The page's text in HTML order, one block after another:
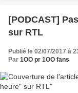
[PODCAST]
sur RTL
Publié le 02/07/2017 à
Par 1OO pr 1OO fans